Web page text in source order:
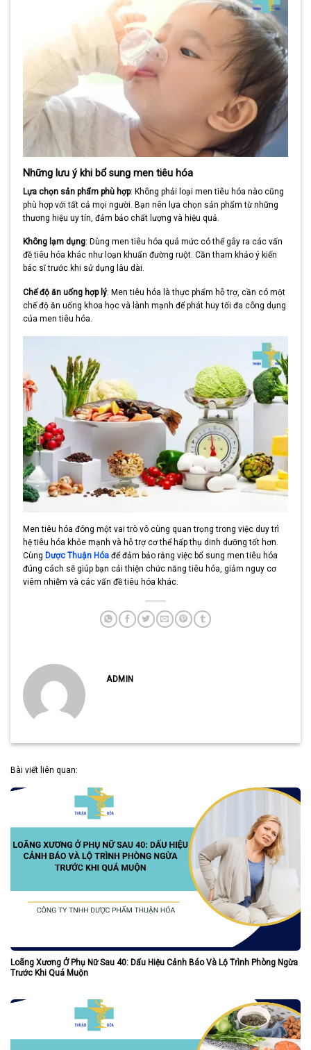
Những lưu ý khi bổ sung men tiêu hóa
Lựa chọn sản phẩm phù hợp: Không phải loại men tiêu hóa nào cũng
phù hợp với tất cả mọi người. Bạn nên lựa chọn sản phẩm từ những
thương hiệu uy tín, đảm bảo chất lượng và hiệu quả.
Không lạm dụng: Dùng men tiêu hóa quá mức có thể gây ra các vấn
đề tiêu hóa khác như loạn khuẩn đường ruột. Cần tham khảo ý kiến
bác sĩ trước khi sử dụng lâu dài.
Chế độ ăn uống hợp lý: Men tiêu hóa là thực phẩm hỗ trợ, cần có một
chế độ ăn uống khoa học và lành mạnh để phát huy tối đa công dụng
của men tiêu hóa.
Men tiêu hóa đóng một vai trò vô cùng quan trọng trong việc duy trì
hệ tiêu hóa khỏe mạnh và hỗ trợ cơ thể hấp thụ dinh dưỡng tốt hơn.
Cùng Dược Thuận Hóa để đảm bảo rằng việc bổ sung men tiêu hóa
đúng cách sẽ giúp bạn cải thiện chức năng tiêu hóa, giảm nguy cơ
viêm nhiễm và các vấn đề tiêu hóa khác.
ADMIN
Bài viết liên quan:
Loãng Xương Ở Phụ Nữ Sau 40: Dấu Hiệu Cảnh Báo Và Lộ Trình Phòng Ngừa
Trước Khi Quá Muộn